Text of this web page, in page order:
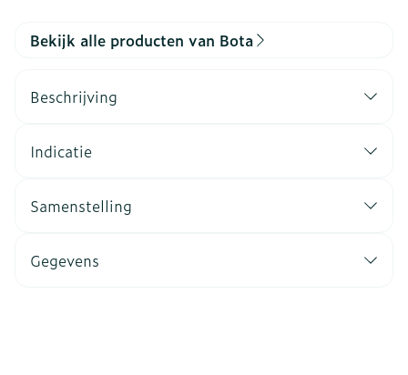
Bekijk alle producten van Bota
Beschrijving
Indicatie
Samenstelling
Gegevens